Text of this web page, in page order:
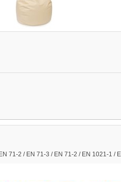
71-2 / EN 71-3 / EN 71-2 / EN 1021-1 /